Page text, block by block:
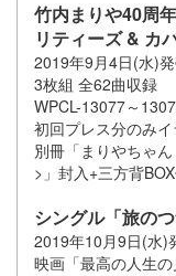
竹内まりや40周
リティーズ & カ
2019年9月4日(水)
3枚組 全62曲収録
WPCL-13077～
初回プレス分のみ
別冊「まりやちゃ
>」封入+三方背
シングル「旅のつ
2019年10月9日(水)
映画「最高の人生